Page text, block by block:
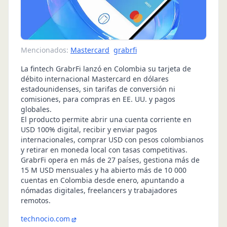
Mencionados: Mastercard grabrfi
La fintech GrabrFi lanzó en Colombia su tarjeta de
débito internacional Mastercard en dólares
estadounidenses, sin tarifas de conversión ni
comisiones, para compras en EE. UU. y pagos
globales.
El producto permite abrir una cuenta corriente en
USD 100% digital, recibir y enviar pagos
internacionales, comprar USD con pesos colombianos
y retirar en moneda local con tasas competitivas.
GrabrFi opera en más de 27 países, gestiona más de
15 M USD mensuales y ha abierto más de 10 000
cuentas en Colombia desde enero, apuntando a
nómadas digitales, freelancers y trabajadores
remotos.
technocio.com